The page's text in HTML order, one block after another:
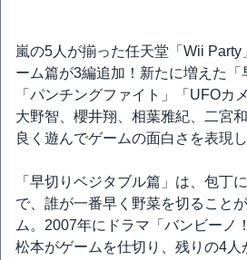
嵐の5人が揃った任天堂「Wii
ーム篇が3編追加！新たに増えた「
「パンチングファイト」「UFOカ
大野智、櫻井翔、相葉雅紀、二宮
良く遊んでゲームの面白さを表現し
「早切りベジタブル篇」は、包丁
で、誰が一番早く野菜を切ること
ム。2007年にドラマ「バンビーノ
松本がゲームを仕切り、残りの4人